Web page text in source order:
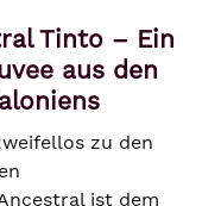
Tinto – Ein
aus den
zu den
ist dem